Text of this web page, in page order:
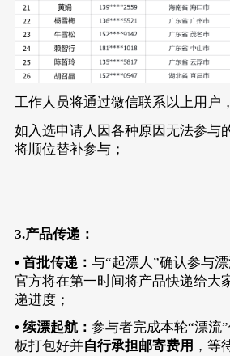
工作人员将通过微信联系以上用户
如入选申请人因各种原因无法参与
将顺位替补参与；
3.产品传递 ：
• 首批传递： 与“起漂人”确认参与
官方将在第一时间将产品快递给大
递进度；
• 续漂起航： 参与者完成本轮“漂流
板打包好并自行承担邮寄费用 ，等